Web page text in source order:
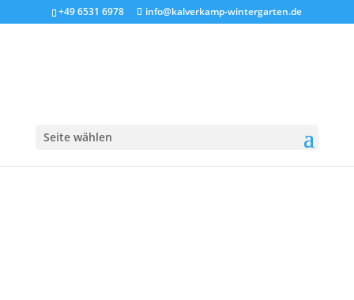
+49 6531 6978 info@kalverkamp-wintergarten.de
Seite wählen